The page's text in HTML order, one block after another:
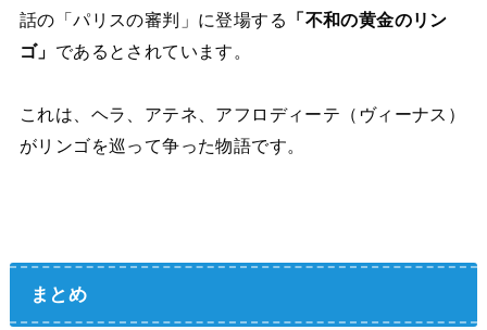
話の「パリスの審判」に登場する
「不和の黄金のリン
ゴ」 であるとされています。
これは、ヘラ、アテネ、アフロディーテ（ヴィーナス）
がリンゴを巡って争った物語です。
まとめ